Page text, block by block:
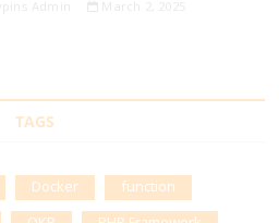
TAGS
Docker
function